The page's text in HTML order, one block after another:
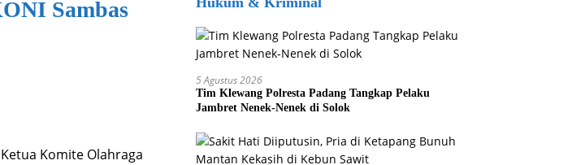
Sambas
Komite Olahraga
5 Agustus 2026
Tim Klewang Polresta Padang Tangkap Pelaku
Jambret Nenek-Nenek di Solok